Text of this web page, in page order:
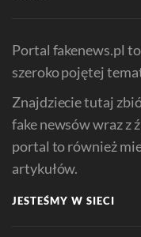
Portal fakenews.pl
szeroko pojętej
Znajdziecie tutaj
fake newsów wraz z
portal to również
artykułów.
JESTEŚMY W SIECI